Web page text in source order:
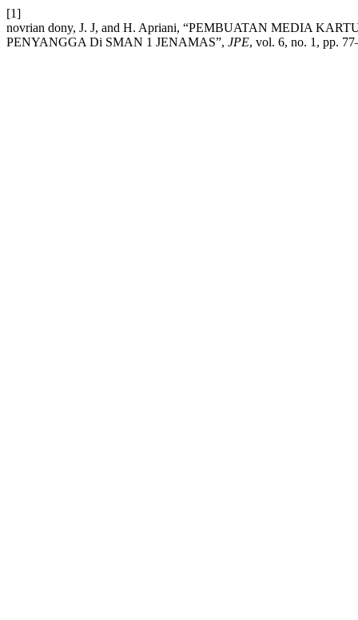
[1]
novrian dony, J. J, and H. Apriani, “PEMBUATAN MEDIA
PENYANGGA Di SMAN 1 JENAMAS”, JPE, vol. 6, no. 1, pp.